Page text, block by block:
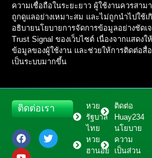
ความเชื่อถือในระยะยาว ผู้ใช้งานควรสา
ถูกดูแลอย่างเหมาะสม และไม่ถูกนำไปใช้
อธิบายนโยบายการจัดการข้อมูลอย่างชัดเ
Trust Signal ของเว็บไซต์ เนื่องจากแสดง
ข้อมูลของผู้ใช้งาน และช่วยให้การติดต่อสื่อ
เป็นระบบมากขึ้น
หวย
รัฐบาล
ไทย
หวย
ฮานอย
ติดต่อ
Huay234
นโยบาย
ความ
เป็นส่วน
ติดต่อเรา